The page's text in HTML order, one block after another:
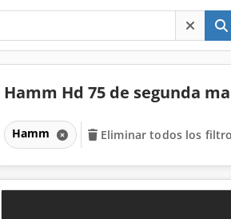
Hamm Hd 75 de segunda
Hamm Eliminar todos los